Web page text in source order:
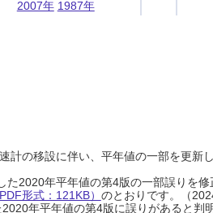
2007年 1987年
計の移設に伴い、平年値の一部を更新
た2020年平年値の第4版の一部誤りを
形式：121KB） のとおりです。（
年平年値の第4版に誤りがあると